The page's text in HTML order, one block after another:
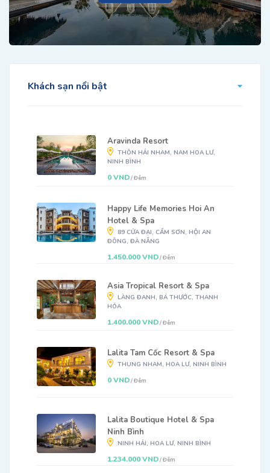
Khách sạn nổi bật
Aravinda Resort
THÔN HẢI NHAM, NAM HOA LƯ,
NINH BÌNH
0 VND/ Đêm
Happy Life Memories Hoi An
Hotel & Spa
89 CỬA ĐẠI, CẨM SƠN, HỘI AN
ĐÔNG, ĐÀ NẴNG
1.450.000 VND/ Đêm
Asia Tropical Resort & Spa
LÀNG ĐANH, BÁ THƯỚC, THANH
HÓA
1.400.000 VND/ Đêm
Lalita Tam Cốc Resort & Spa
THUNG NHAM, HOA LƯ, NINH BÌNH
0 VND/ Đêm
Lalita Boutique Hotel & Spa
Ninh Bình
NINH HẢI, HOA LƯ, NINH BÌNH
1.234.000 VND/ Đêm